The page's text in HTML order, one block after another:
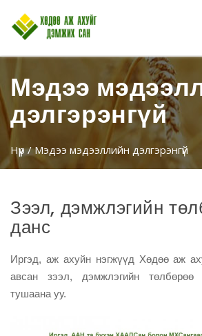
Мэдээ
дэлгэрэнгүй
Нүүр/ Мэдээ мэдээллийн дэлгэрэнгүй
Зээл, дэмжлэгийн
данс
Иргэд, аж ахуйн нэгжүүд Хөдөө аж
авсан зээл, дэмжлэгийн төлбөрөө
тушаана уу.